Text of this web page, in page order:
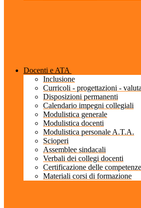
Docenti e ATA
Inclusione
Curricoli - progettazioni -
Disposizioni permanenti
Calendario impegni collegiali
Modulistica generale
Modulistica docenti
Modulistica personale A.T.A.
Scioperi
Assemblee sindacali
Verbali dei collegi docenti
Certificazione delle competenze
Materiali corsi di formazione